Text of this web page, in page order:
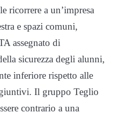
ricorrere a un’impresa
e spazi comuni,
assegnato di
sicurezza degli alunni,
inferiore rispetto alle
Il gruppo Teglio
contrario a una